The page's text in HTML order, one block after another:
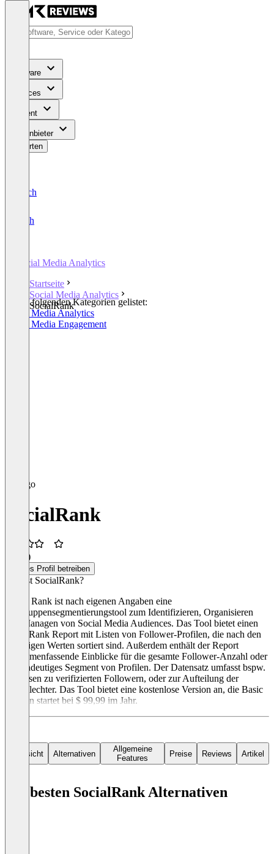
Software
Services
Content
Für Anbieter
Bewerten
Deutsch
English
Social Media Analytics
Startseite
Social Media Analytics
SocialRank
In den folgenden Kategorien gelistet:
Social Media Analytics
Social Media Engagement
SocialRank
(2)
Dieses Profil betreiben
Was ist SocialRank?
Social Rank ist nach eigenen Angaben eine
Zielgruppensegmentierungstool zum Identifizieren, Organisieren
und Managen von Social Media Audiences. Das Tool bietet einen
SocialRank Report mit Listen von Follower-Profilen, die nach den
jeweiligen Werten sortiert sind. Außerdem enthält der Report
zusammenfassende Einblicke für die gesamte Follower-Anzahl oder
ein eindeutiges Segment von Profilen. Der Datensatz umfasst bspw.
Analysen zu verifizierten Followern, oder zur Aufteilung der
Geschlechter. Das Tool bietet eine kostenlose Version an, die Basic
Version startet bei $ 99,99 im Jahr.
Übersicht Alternativen
Allgemeine
Features
Preise Reviews Artikel
Die besten SocialRank Alternativen